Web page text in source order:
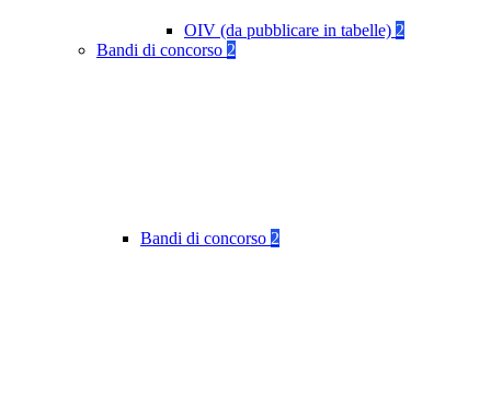
OIV (da pubblicare in tabelle) 2
Bandi di concorso 2
Bandi di concorso 2